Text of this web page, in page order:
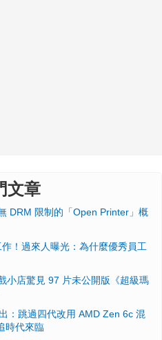
文章
DRM 限制的「Open Printer」概
！過來人曝光：為什麼優秀員工
小店驚見 97 片未公開版《超級瑪
：跳過四代改用 AMD Zen 6c 混
時代來臨